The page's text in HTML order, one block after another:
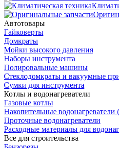
Автотовары
Гайковерты
Домкраты
Мойки высокого давления
Наборы инструмента
Полировальные машины
Стеклодомкраты и вакуумные
Сумки для инструмента
Котлы и водонагреватели
Газовые котлы
Накопительные водонагреватели
Проточные водонагреватели
Расходные материалы для
Все для строительства